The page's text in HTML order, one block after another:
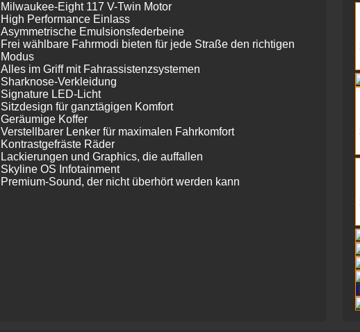
Milwaukee-Eight 117 V-Twin Motor
High Performance Einlass
Asymmetrische Emulsionsfederbeine
Frei wählbare Fahrmodi bieten für jede Straße den richtigen
Modus
Alles im Griff mit Fahrassistenzsystemen
Sharknose-Verkleidung
Signature LED-Licht
Sitzdesign für ganztägigen Komfort
Geräumige Koffer
Verstellbarer Lenker für maximalen Fahrkomfort
Kontrastgefräste Räder
Lackierungen und Graphics, die auffallen
Skyline OS Infotainment
Premium-Sound, der nicht überhört werden kann